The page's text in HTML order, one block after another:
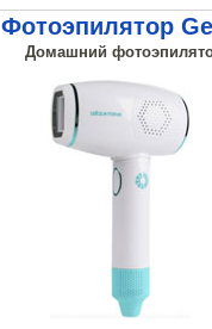
Фотоэпилятор
Домашний